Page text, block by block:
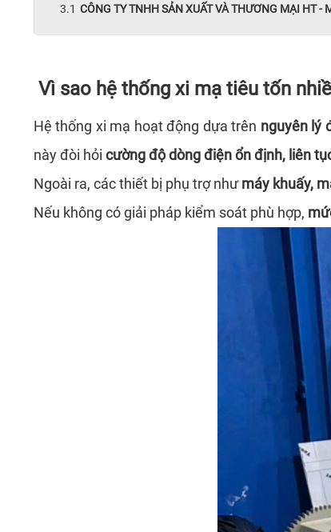
CÔNG TY TNHH SẢN XUẤT VÀ THƯƠNG MẠI HT -
Vì sao hệ thống xi mạ tiêu tốn
Hệ thống xi mạ hoạt động dựa trên nguyên lý
này đòi hỏi cường độ dòng điện ổn định, liên
Ngoài ra, các thiết bị phụ trợ nhưmáy khuấy,
Nếu không có giải pháp kiểm soát phù hợp,